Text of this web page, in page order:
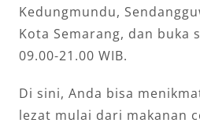
Kedungmundu,
Kota Semarang, dan buka
09.00-21.00 WIB.
Di sini, Anda bisa
lezat mulai dari makanan